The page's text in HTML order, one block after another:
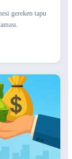
gereken tapu